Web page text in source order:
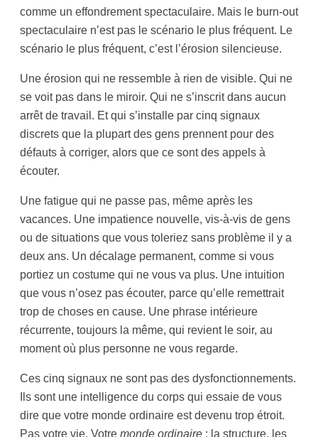
comme un effondrement spectaculaire. Mais le burn-out
spectaculaire n’est pas le scénario le plus fréquent. Le
scénario le plus fréquent, c’est l’érosion silencieuse.
Une érosion qui ne ressemble à rien de visible. Qui ne
se voit pas dans le miroir. Qui ne s’inscrit dans aucun
arrêt de travail. Et qui s’installe par cinq signaux
discrets que la plupart des gens prennent pour des
défauts à corriger, alors que ce sont des appels à
écouter.
Une fatigue qui ne passe pas, même après les
vacances. Une impatience nouvelle, vis-à-vis de gens
ou de situations que vous toleriez sans problème il y a
deux ans. Un décalage permanent, comme si vous
portiez un costume qui ne vous va plus. Une intuition
que vous n’osez pas écouter, parce qu’elle remettrait
trop de choses en cause. Une phrase intérieure
récurrente, toujours la même, qui revient le soir, au
moment où plus personne ne vous regarde.
Ces cinq signaux ne sont pas des dysfonctionnements.
Ils sont une intelligence du corps qui essaie de vous
dire que votre monde ordinaire est devenu trop étroit.
Pas votre vie. Votre monde ordinaire : la structure, les